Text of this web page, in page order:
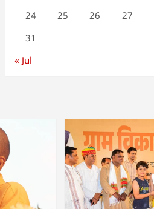
24
25 26 27
31
« Jul